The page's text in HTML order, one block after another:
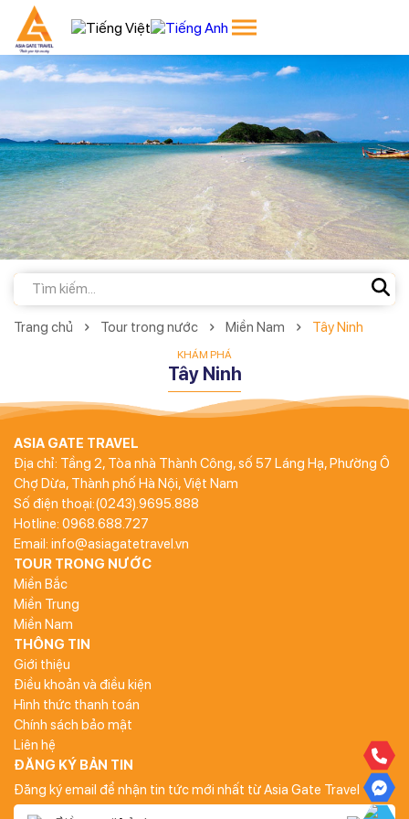
Trang chủ Tour trong nước Miền Nam Tây Ninh
KHÁM PHÁ
Tây Ninh
ASIA GATE TRAVEL
Địa chỉ: Tầng 2, Tòa nhà Thành Công, số 57 Láng Hạ, Phường Ô
Chợ Dừa, Thành phố Hà Nội, Việt Nam
Số điện thoại:(0243).9695.888
Hotline: 0968.688.727
Email: info@asiagatetravel.vn
TOUR TRONG NƯỚC
Miền Bắc
Miền Trung
Miền Nam
THÔNG TIN
Giới thiệu
Điều khoản và điều kiện
Hình thức thanh toán
Chính sách bảo mật
Liên hệ
ĐĂNG KÝ BẢN TIN
Đăng ký email để nhận tin tức mới nhất từ Asia Gate Travel